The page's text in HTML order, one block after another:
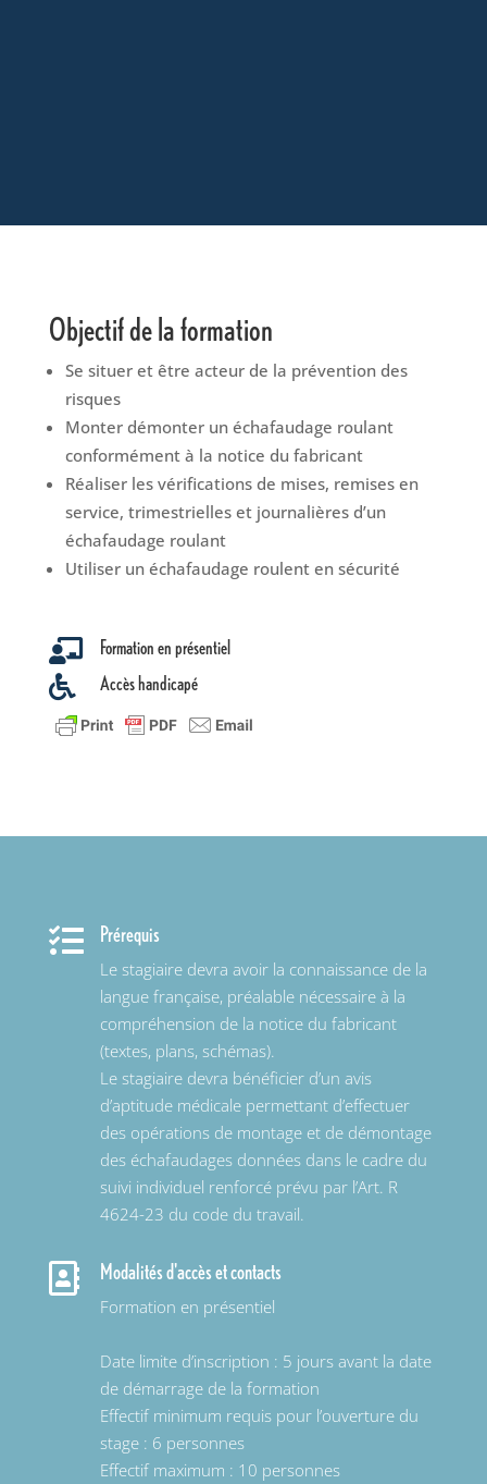
Objectif de la formation
Se situer et être acteur de la prévention des
risques
Monter démonter un échafaudage roulant
conformément à la notice du fabricant
Réaliser les vérifications de mises, remises en
service, trimestrielles et journalières d’un
échafaudage roulant
Utiliser un échafaudage roulent en sécurité
 Formation en présentiel
 Accès handicapé
 Prérequis
Le stagiaire devra avoir la connaissance de la
langue française, préalable nécessaire à la
compréhension de la notice du fabricant
(textes, plans, schémas).
Le stagiaire devra bénéficier d’un avis
d’aptitude médicale permettant d’effectuer
des opérations de montage et de démontage
des échafaudages données dans le cadre du
suivi individuel renforcé prévu par l’Art. R
4624-23 du code du travail.
 Modalités d'accès et contacts
Formation en présentiel
Date limite d’inscription : 5 jours avant la date
de démarrage de la formation
Effectif minimum requis pour l’ouverture du
stage : 6 personnes
Effectif maximum : 10 personnes